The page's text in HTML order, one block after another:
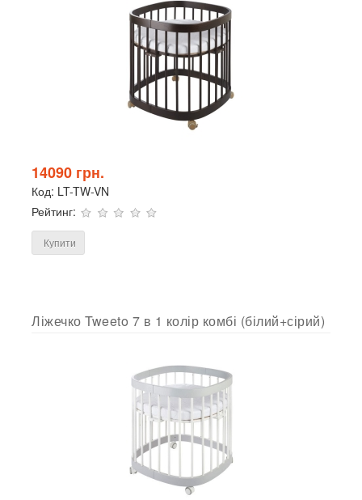
14090 грн.
Код: LT-TW-VN
Рейтинг:
Купити
Ліжечко Tweeto 7 в 1 колір комбі (білий+сірий)